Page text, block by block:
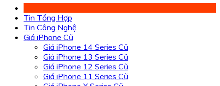
Tin Tổng Hợp
Tin Công Nghệ
Giá iPhone Cũ
Giá iPhone 14 Series Cũ
Giá iPhone 13 Series Cũ
Giá iPhone 12 Series Cũ
Giá iPhone 11 Series Cũ